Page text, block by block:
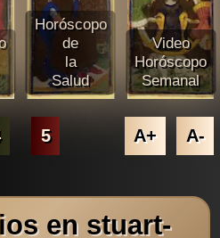
Horóscopo
de
la
Salud
Video
Horóscopo
Semanal
5 A+ A-
en stuart-